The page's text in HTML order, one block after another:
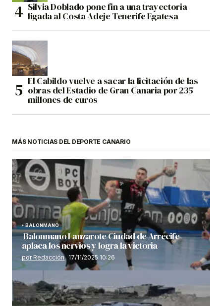
Silvia Doblado pone fin a una trayectoria
ligada al Costa Adeje Tenerife Egatesa
El Cabildo vuelve a sacar la licitación de las
obras del Estadio de Gran Canaria por 235
millones de euros
MÁS NOTICIAS DEL DEPORTE CANARIO
BALONMANO
Balonmano Lanzarote Ciudad de Arrecife
aplaca los nervios y logra la victoria
por Redacción 17/11/2025 10:26